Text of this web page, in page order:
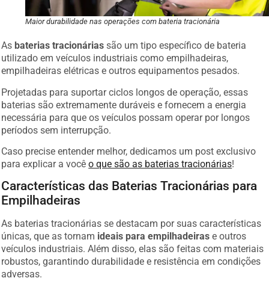
Maior durabilidade nas operações com bateria tracionária
As baterias tracionárias são um tipo específico de bateria
utilizado em veículos industriais como empilhadeiras,
empilhadeiras elétricas e outros equipamentos pesados.
Projetadas para suportar ciclos longos de operação, essas
baterias são extremamente duráveis e fornecem a energia
necessária para que os veículos possam operar por longos
períodos sem interrupção.
Caso precise entender melhor, dedicamos um post exclusivo
para explicar a vocêo que são as baterias tracionárias!
Características das Baterias Tracionárias para
Empilhadeiras
As baterias tracionárias se destacam por suas características
únicas, que as tornam ideais para empilhadeiras e outros
veículos industriais. Além disso, elas são feitas com materiais
robustos, garantindo durabilidade e resistência em condições
adversas.